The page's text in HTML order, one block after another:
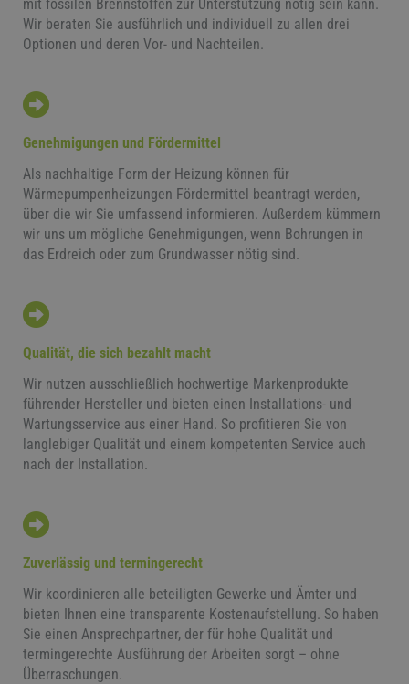
mit fossilen Brennstoffen zur Unterstützung nötig sein kann.
Wir beraten Sie ausführlich und individuell zu allen drei
Optionen und deren Vor- und Nachteilen.
Genehmigungen und Fördermittel
Als nachhaltige Form der Heizung können für
Wärmepumpenheizungen Fördermittel beantragt werden,
über die wir Sie umfassend informieren. Außerdem kümmern
wir uns um mögliche Genehmigungen, wenn Bohrungen in
das Erdreich oder zum Grundwasser nötig sind.
Qualität, die sich bezahlt macht
Wir nutzen ausschließlich hochwertige Markenprodukte
führender Hersteller und bieten einen Installations- und
Wartungsservice aus einer Hand. So profitieren Sie von
langlebiger Qualität und einem kompetenten Service auch
nach der Installation.
Zuverlässig und termingerecht
Wir koordinieren alle beteiligten Gewerke und Ämter und
bieten Ihnen eine transparente Kostenaufstellung. So haben
Sie einen Ansprechpartner, der für hohe Qualität und
termingerechte Ausführung der Arbeiten sorgt – ohne
Überraschungen.